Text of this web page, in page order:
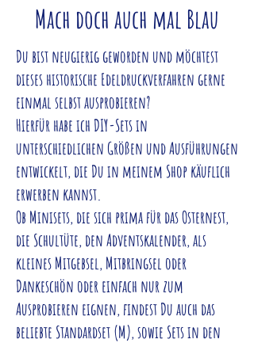
Mach doch auch mal Blau
Du bist neugierig geworden und möchtest
dieses historische Edeldruckverfahren gerne
einmal selbst ausprobieren?
Hierfür habe ich DIY-Sets in
unterschiedlichen Größen und Ausführungen
entwickelt, die Du in meinem Shop käuflich
erwerben kannst.
Ob Minisets, die sich prima für das Osternest,
die Schultüte, den Adventskalender, als
kleines Mitgebsel, Mitbringsel oder
Dankeschön oder einfach nur zum
Ausprobieren eignen, findest Du auch das
beliebte Standardset (M), sowie Sets in den